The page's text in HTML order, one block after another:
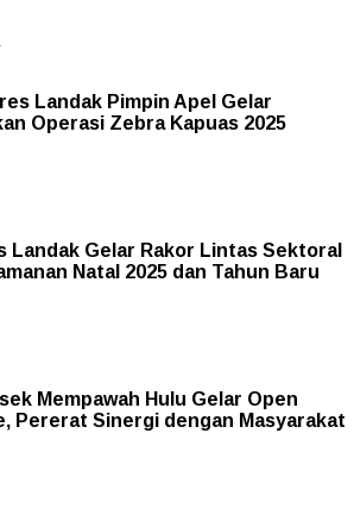
Landak Pimpin Apel Gelar
Operasi Zebra Kapuas 2025
Landak Gelar Rakor Lintas Sektoral
Natal 2025 dan Tahun Baru
Mempawah Hulu Gelar Open
Pererat Sinergi dengan Masyarakat